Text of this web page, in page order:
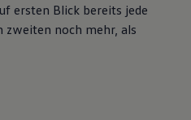
ersten Blick bereits jede
zweiten noch mehr, als